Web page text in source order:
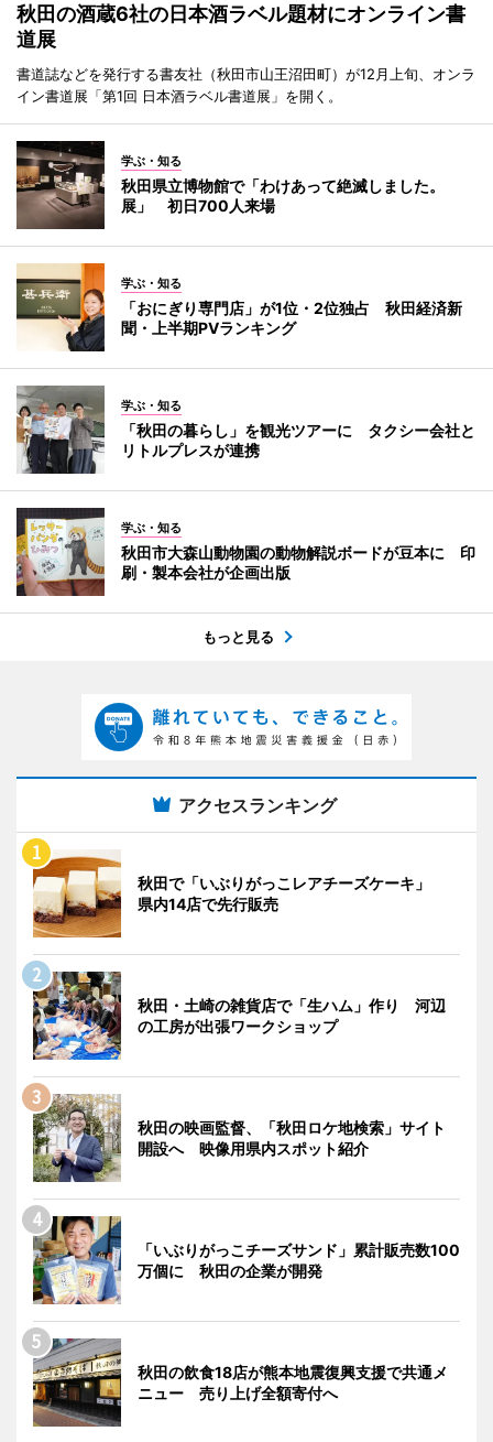
秋田の酒蔵6社の日本酒ラベル題材にオンライン書
道展
書道誌などを発行する書友社（秋田市山王沼田町）が12月上旬、オンラ
イン書道展「第1回 日本酒ラベル書道展」を開く。
学ぶ・知る
秋田県立博物館で「わけあって絶滅しました。
展」 初日700人来場
学ぶ・知る
「おにぎり専門店」が1位・2位独占 秋田経済新
聞・上半期PVランキング
学ぶ・知る
「秋田の暮らし」を観光ツアーに タクシー会社と
リトルプレスが連携
学ぶ・知る
秋田市大森山動物園の動物解説ボードが豆本に 印
刷・製本会社が企画出版
もっと見る
アクセスランキング
秋田で「いぶりがっこレアチーズケーキ」
県内14店で先行販売
秋田・土崎の雑貨店で「生ハム」作り 河辺
の工房が出張ワークショップ
秋田の映画監督、「秋田ロケ地検索」サイト
開設へ 映像用県内スポット紹介
「いぶりがっこチーズサンド」累計販売数100
万個に 秋田の企業が開発
秋田の飲食18店が熊本地震復興支援で共通メ
ニュー 売り上げ全額寄付へ